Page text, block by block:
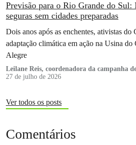
Previsão para o Rio Grande do Sul:
seguras sem cidades preparadas
Dois anos após as enchentes, ativistas do
adaptação climática em ação na Usina do
Alegre
Leilane Reis, coordenadora da campanha
Greenpeace Brasil
27 de julho de 2026
Ver todos os posts
Comentários